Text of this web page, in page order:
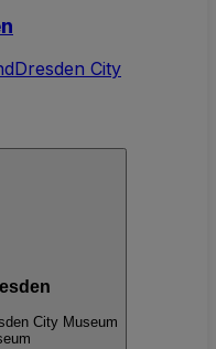
Dresden City
City Museum